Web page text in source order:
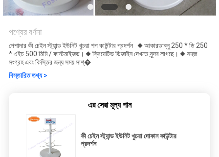
পণ্যের বর্ণনা
পেশাদার কী চেইন স্ট্যান্ড ইউনিট খুচরা শপ কাউন্টার প্রদর্শন ◆ আকারডাব্লু 250 * ডি 250
* এইচ 500 মিমি / কাস্টমাইজড। ◆ ক্রিয়েটিভ ডিজাইন দেখতে সুন্দর লাগছে। ◆ সহজ
সংগ্রহ এবং কিস্তির জন্য সময় সাশ্�
বিস্তারিত তথ্য >
এর সেরা মূল্য পান
কী চেইন স্ট্যান্ড ইউনিট খুচরা দোকান কাউন্টার
প্রদর্শন